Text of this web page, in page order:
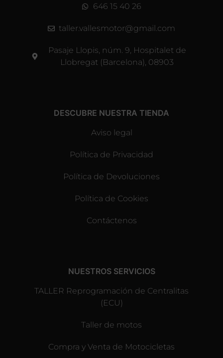
646 15 40 26
taller.vallesmotor@gmail.com
Pasaje Llopis, núm. 9, Hospitalet de
Llobregat (Barcelona), 08903
DESCUBRE NUESTRA TIENDA
Aviso legal
Política de Privacidad
Política de Devoluciones
Política de Cookies
Contáctenos
NUESTROS SERVICIOS
TALLER Reprogramación de Centralitas
(ECU)
Taller de motos
Compra y Venta de Motocicletas